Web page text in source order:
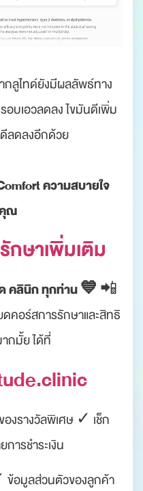
กลูไทด์ยังมีผลลัพธ์ทาง
บเอวลดลง ไขมันดีเพิ่ม
ลดลงอีกด้วย
ความสบายใจ
ณ
ษาเพิ่มเติม
คลินิก ทุกท่าน 💙 📲
ดคอร์สการรักษาและสิทธิ
กมั้ย ได้ที่
งรางวัลพิเศษ ✓ เช็ก
ารชำระเงิน
ข้อมูลส่วนตัวของลูกค้า